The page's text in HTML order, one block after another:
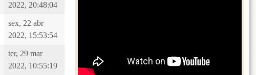
2022, 20:48:04
sex, 22 abr
2022, 15:53:54
ter, 29 mar
2022, 10:55:19